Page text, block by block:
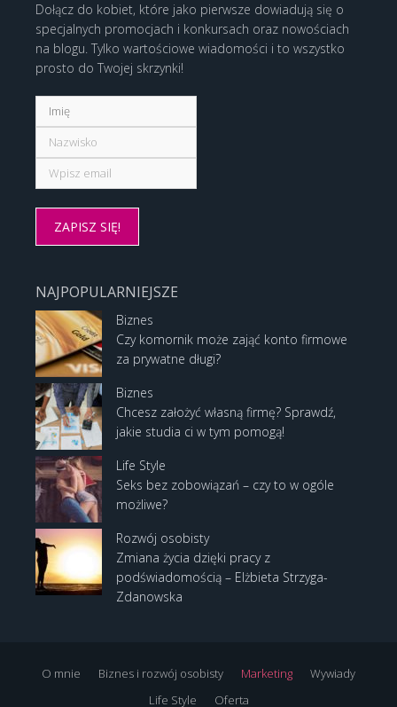
Dołącz do kobiet, które jako pierwsze dowiadują się o
specjalnych promocjach i konkursach oraz nowościach
na blogu. Tylko wartościowe wiadomości i to wszystko
prosto do Twojej skrzynki!
NAJPOPULARNIEJSZE
Biznes
Czy komornik może zająć konto firmowe
za prywatne długi?
Biznes
Chcesz założyć własną firmę? Sprawdź,
jakie studia ci w tym pomogą!
Life Style
Seks bez zobowiązań – czy to w ogóle
możliwe?
Rozwój osobisty
Zmiana życia dzięki pracy z
podświadomością – Elżbieta Strzyga-
Zdanowska
O mnie Biznes i rozwój osobisty Marketing
Wywiady
Life Style
Oferta